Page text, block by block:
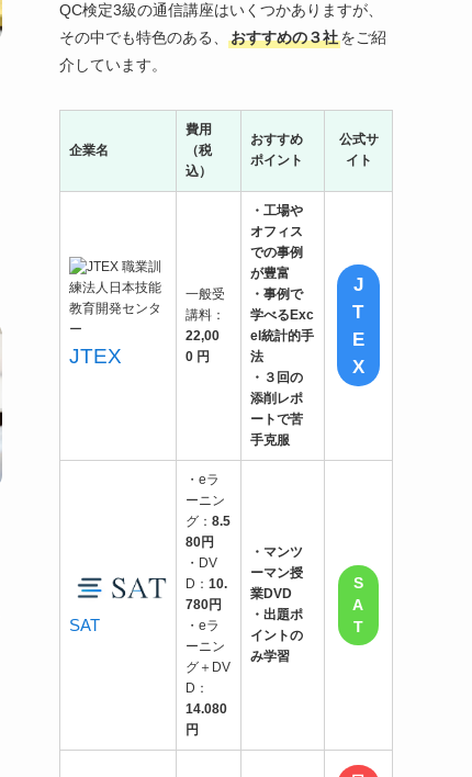
QC検定3級の通信講座はいくつかありますが、
その中でも特色のある、
おすすめの３社をご紹
介しています。
企業名
費用
（税
込）
おすすめ
ポイント
公式サ
イト
JTEX
一般受
講料：
22,00
0 円
・工場や
オフィス
での事例
が豊富
・事例で
学べるExc
el統計的手
法
・３回の
添削レポ
ートで苦
手克服
J
T
E
X
SAT
・eラ
ーニン
グ：8.5
80円
・DV
D：10.
780円
・eラ
ーニン
グ＋DV
D：
14.080
円
・マンツ
ーマン授
業DVD
・出題ポ
イントの
み学習
S
A
T